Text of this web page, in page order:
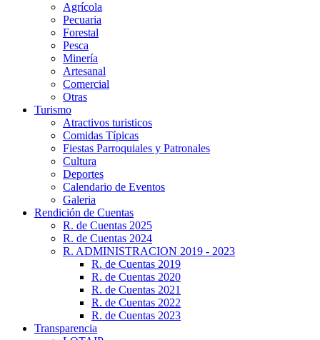
Agrícola
Pecuaria
Forestal
Pesca
Minería
Artesanal
Comercial
Otras
Turismo
Atractivos turisticos
Comidas Típicas
Fiestas Parroquiales y Patronales
Cultura
Deportes
Calendario de Eventos
Galeria
Rendición de Cuentas
R. de Cuentas 2025
R. de Cuentas 2024
R. ADMINISTRACION 2019 - 2023
R. de Cuentas 2019
R. de Cuentas 2020
R. de Cuentas 2021
R. de Cuentas 2022
R. de Cuentas 2023
Transparencia